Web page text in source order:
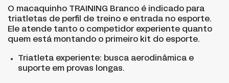
O macaquinho TRAINING Branco é indicado para
triatletas de perfil de treino e entrada no esporte.
Ele atende tanto o competidor experiente quanto
quem está montando o primeiro kit do esporte.
Triatleta experiente: busca aerodinâmica e
suporte em provas longas.